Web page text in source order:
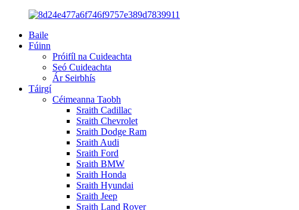
Baile
Fúinn
Próifíl na Cuideachta
Seó Cuideachta
Ár Seirbhís
Táirgí
Céimeanna Taobh
Sraith Cadillac
Sraith Chevrolet
Sraith Dodge Ram
Sraith Audi
Sraith Ford
Sraith BMW
Sraith Honda
Sraith Hyundai
Sraith Jeep
Sraith Land Rover